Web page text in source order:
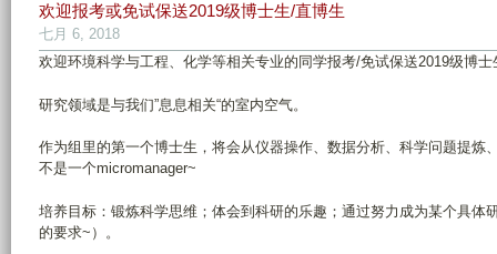
欢迎报考或免试保送2019级博士生/直博生
七月 6, 2018
欢迎环境科学与工程、化学等相关专业的同学报考/免试保送2019级博士
研究领域是与我们”息息相关“的室内空气。
作为组里的第一个博士生，将会从仪器操作、数据分析、科学问题提
不是一个micromanager~
培养目标：锻炼科学思维；体会到科研的乐趣；通过努力成为某个具
的要求~）。